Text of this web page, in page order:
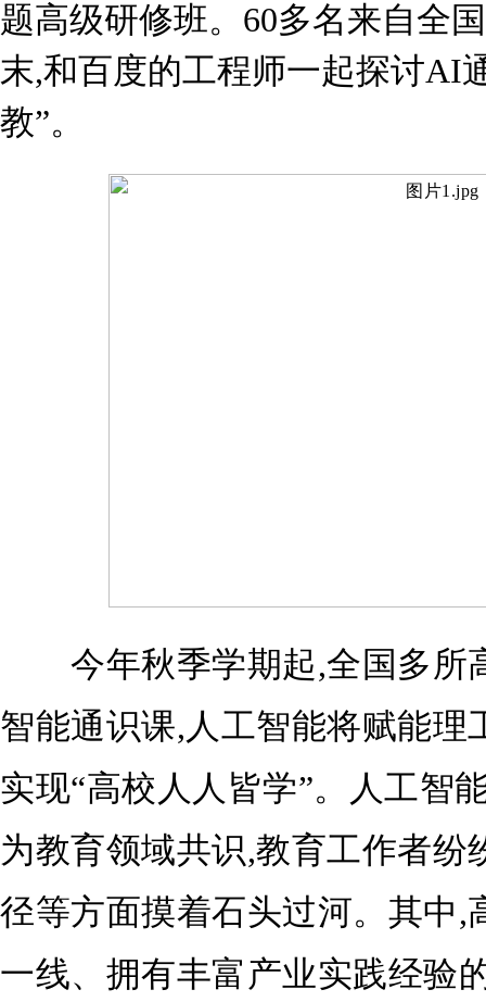
题高级研修班。60多名来自全
末,和百度的工程师一起探讨AI
教”。
今年秋季学期起,全国多所
智能通识课,人工智能将赋能理
实现“高校人人皆学”。人工智
为教育领域共识,教育工作者纷
径等方面摸着石头过河。其中,
一线、拥有丰富产业实践经验